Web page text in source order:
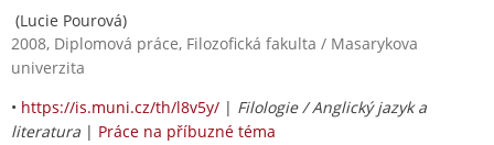
(Lucie Pourová)
2008, Diplomová práce, Filozofická fakulta / Masarykova
univerzita
• https://is.muni.cz/th/l8v5y/ | Filologie / Anglický jazyk a
literatura | Práce na příbuzné téma